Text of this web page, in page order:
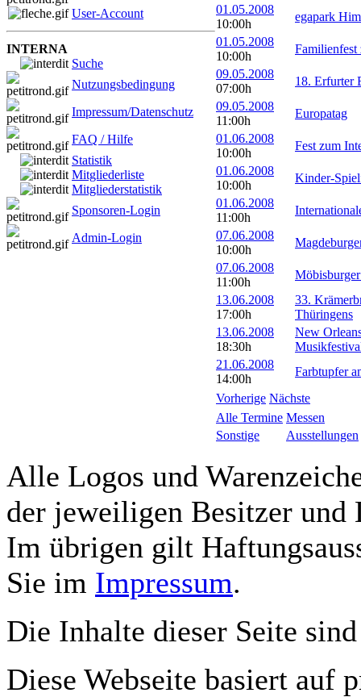
User-Account
INTERNA
Suche
Nutzungsbedingung
Impressum/Datenschutz
FAQ / Hilfe
Statistik
Mitgliederliste
Mitgliederstatistik
Sponsoren-Login
Admin-Login
01.05.2008
10:00h
egapark
01.05.2008
10:00h
09.05.2008
07:00h
18. Erfurter
09.05.2008
11:00h
Europatag
01.06.2008
10:00h
Fest zum
01.06.2008
10:00h
Kinder-
01.06.2008
11:00h
07.06.2008
10:00h
07.06.2008
11:00h
13.06.2008
17:00h
33.
Thüringens
13.06.2008
18:30h
New
21.06.2008
14:00h
Farbtupfer
Vorherige Nächste
Alle Termine Messen
Sonstige
Ausstellungen
Alle Logos und
der jeweiligen Besitzer und
Im übrigen gilt
Sie im Impressum.
Die Inhalte dieser Seite
Diese Webseite basiert auf